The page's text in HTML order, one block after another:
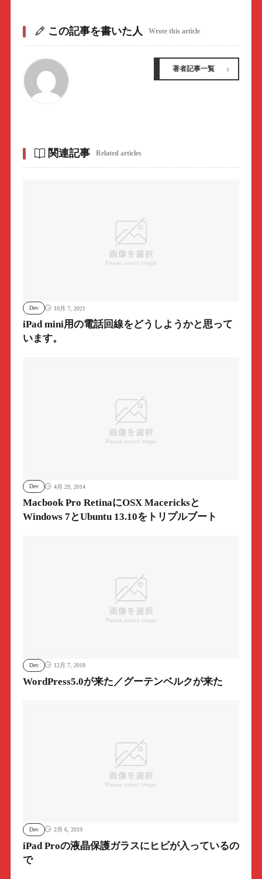
この記事を書いた人 Wrote this article
著者記事一覧
関連記事 Related articles
Dev 10月 7, 2021
iPad mini用の電話回線をどうしようかと思って
います。
Dev 4月 29, 2014
Macbook Pro RetinaにOSX Macericksと
Windows 7とUbuntu 13.10をトリプルブート
Dev 12月 7, 2018
WordPress5.0が来た／グーテンベルクが来た
Dev 2月 6, 2019
iPad Proの液晶保護ガラスにヒビが入っているの
で